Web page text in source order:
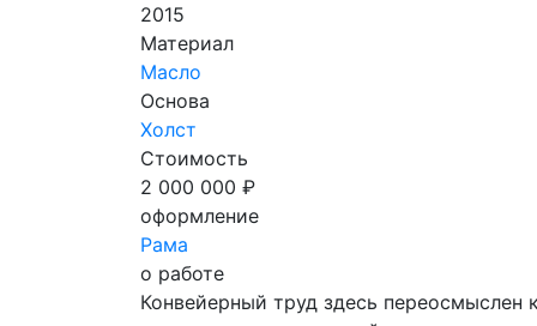
2015
Материал
Масло
Основа
Холст
Стоимость
2 000 000 ₽
оформление
Рама
о работе
Конвейерный труд здесь